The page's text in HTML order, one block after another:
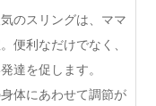
のスリングは、ママ
便利なだけでなく、
達を促します。
体にあわせて調節が